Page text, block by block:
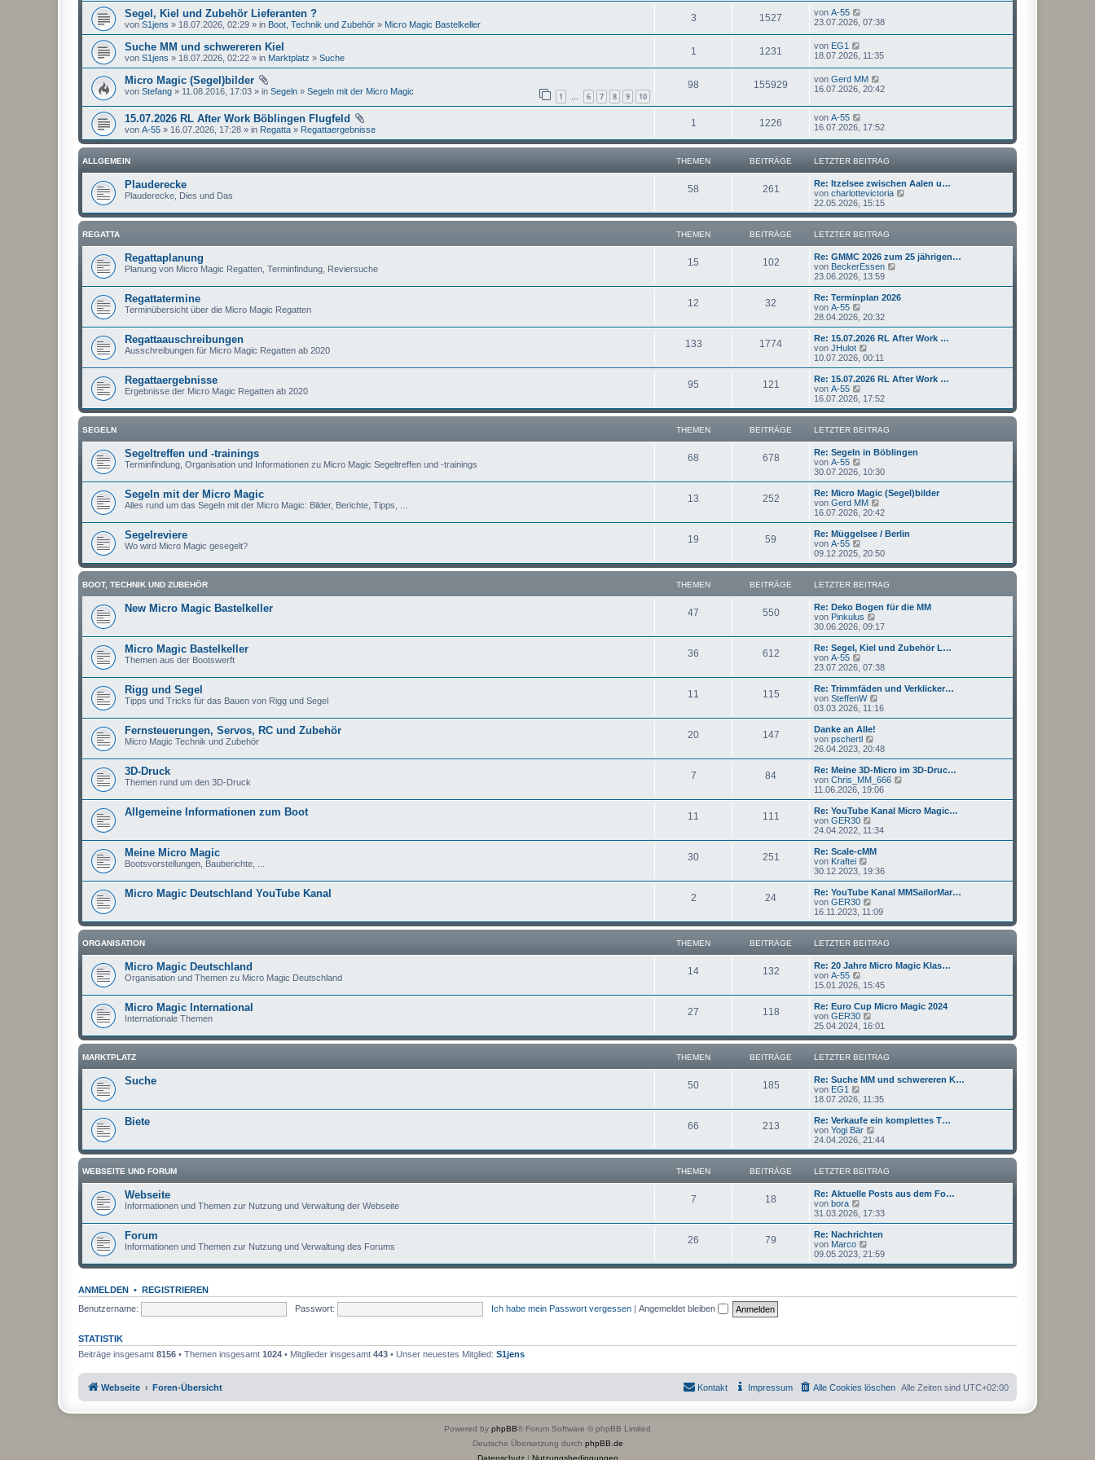
Segel, Kiel und Zubehör Lieferanten ?
von S1jens » 18.07.2026, 02:29 » in Boot, Technik und Zubehör » Micro Magic Bastelkeller
3 1527 von A-55
23.07.2026, 07:38
Suche MM und schwereren Kiel
von S1jens » 18.07.2026, 02:22 » in Marktplatz » Suche
1 1231 von EG1
18.07.2026, 11:35
Micro Magic (Segel)bilder
1 … 6 7 8 9 10
von Stefang » 11.08.2016, 17:03 » in Segeln » Segeln mit der Micro Magic
98 155929 von Gerd MM
16.07.2026, 20:42
15.07.2026 RL After Work Böblingen Flugfeld
von A-55 » 16.07.2026, 17:28 » in Regatta » Regattaergebnisse
1 1226 von A-55
16.07.2026, 17:52
ALLGEMEIN THEMEN BEITRÄGE LETZTER BEITRAG
Plauderecke
Plauderecke, Dies und Das
58 261
Re: Itzelsee zwischen Aalen u…
von charlottevictoria
u
e
r
i
g
22.05.2026, 15:15
REGATTA THEMEN BEITRÄGE LETZTER BEITRAG
Regattaplanung
Planung von Micro Magic Regatten, Terminfindung, Reviersuche
15 102
Re: GMMC 2026 zum 25 jährigen…
von BeckerEssen
u
e
r
B
r
23.06.2026, 13:59
Regattatermine
Terminübersicht über die Micro Magic Regatten
12 32
Re: Terminplan 2026
von A-55
e
u
e
s
t
r
B
e
t
a
g
28.04.2026, 20:32
Regattaauschreibungen
Ausschreibungen für Micro Magic Regatten ab 2020
133 1774
Re: 15.07.2026 RL After Work …
von JHulot
e
u
e
t
r
B
e
i
t
a
g
10.07.2026, 00:11
Regattaergebnisse
Ergebnisse der Micro Magic Regatten ab 2020
95 121
Re: 15.07.2026 RL After Work …
von A-55
e
u
e
s
r
e
i
t
r
a
g
16.07.2026, 17:52
SEGELN THEMEN BEITRÄGE LETZTER BEITRAG
Segeltreffen und -trainings
Terminfindung, Organisation und Informationen zu Micro Magic Segeltreffen und -trainings
68 678
Re: Segeln in Böblingen
von A-55
e
u
e
s
t
r
B
e
i
t
a
g
30.07.2026, 10:30
Segeln mit der Micro Magic
Alles rund um das Segeln mit der Micro Magic: Bilder, Berichte, Tipps, ...
13 252
Re: Micro Magic (Segel)bilder
von Gerd MM
e
u
e
t
r
B
e
i
t
a
g
16.07.2026, 20:42
Segelreviere
Wo wird Micro Magic gesegelt?
19 59
Re: Müggelsee / Berlin
von A-55
e
u
e
s
r
B
e
i
t
a
g
09.12.2025, 20:50
BOOT, TECHNIK UND ZUBEHÖR THEMEN BEITRÄGE LETZTER BEITRAG
New Micro Magic Bastelkeller 47 550
Re: Deko Bogen für die MM
von Pinkulus
e
u
e
t
B
e
i
g
30.06.2026, 09:17
Micro Magic Bastelkeller
Themen aus der Bootswerft
36 612
Re: Segel, Kiel und Zubehör L…
von A-55
e
u
e
s
t
r
B
e
i
r
a
g
23.07.2026, 07:38
Rigg und Segel
Tipps und Tricks für das Bauen von Rigg und Segel
11 115
Re: Trimmfäden und Verklicker…
von SteffenW
e
u
t
r
B
e
i
r
g
03.03.2026, 11:16
Fernsteuerungen, Servos, RC und Zubehör
Micro Magic Technik und Zubehör
20 147
Danke an Alle!
von pschertl
e
u
e
s
t
r
B
e
i
r
g
26.04.2023, 20:48
3D-Druck
Themen rund um den 3D-Druck
7 84
Re: Meine 3D-Micro im 3D-Druc…
von Chris_MM_666
u
e
r
11.06.2026, 19:06
Allgemeine Informationen zum Boot 11 111
Re: YouTube Kanal Micro Magic…
von GER30
e
u
e
t
r
B
e
i
t
a
g
24.04.2022, 11:34
Meine Micro Magic
Bootsvorstellungen, Bauberichte, ...
30 251
Re: Scale-cMM
von Kraftei
e
u
e
s
t
r
B
e
i
t
a
g
30.12.2023, 19:36
Micro Magic Deutschland YouTube Kanal 2 24
Re: YouTube Kanal MMSailorMar…
von GER30
e
u
e
s
r
e
i
t
a
g
16.11.2023, 11:09
ORGANISATION THEMEN BEITRÄGE LETZTER BEITRAG
Micro Magic Deutschland
Organisation und Themen zu Micro Magic Deutschland
14 132
Re: 20 Jahre Micro Magic Klas…
von A-55
e
u
e
s
t
r
B
e
i
t
a
g
15.01.2026, 15:45
Micro Magic International
Internationale Themen
27 118
Re: Euro Cup Micro Magic 2024
von GER30
e
u
e
s
r
e
i
t
r
a
g
25.04.2024, 16:01
MARKTPLATZ THEMEN BEITRÄGE LETZTER BEITRAG
Suche 50 185
Re: Suche MM und schwereren K…
von EG1
e
u
e
s
t
r
B
e
i
t
a
g
18.07.2026, 11:35
Biete 66 213
Re: Verkaufe ein komplettes T…
von Yogi Bär
e
u
e
s
r
e
i
t
a
g
24.04.2026, 21:44
WEBSEITE UND FORUM THEMEN BEITRÄGE LETZTER BEITRAG
Webseite
Informationen und Themen zur Nutzung und Verwaltung der Webseite
7 18
Re: Aktuelle Posts aus dem Fo…
von bora
e
u
e
s
t
r
i
31.03.2026, 17:33
Forum
Informationen und Themen zur Nutzung und Verwaltung des Forums
26 79
Re: Nachrichten
von Marco
e
u
09.05.2023, 21:59
ANMELDEN • REGISTRIEREN
Benutzername:
Passwort: Ich habe mein Passwort vergessen | Angemeldet bleiben
STATISTIK
Beiträge insgesamt 8156 • Themen insgesamt 1024 • Mitglieder insgesamt 443 • Unser neuestes Mitglied: S1jens
Webseite Foren-Übersicht Alle Zeiten sind UTC+02:00
Alle Cookies löschen
Impressum
Kontakt
Powered by phpBB® Forum Software © phpBB Limited
Deutsche Übersetzung durch phpBB.de
Datenschutz| Nutzungsbedingungen